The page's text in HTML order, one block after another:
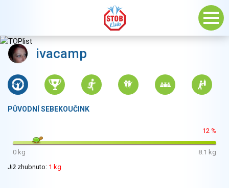
ivacamp
PŮVODNÍ SEBEKOUČINK
12 %
0 kg
8.1 kg
Již zhubnuto: 1 kg